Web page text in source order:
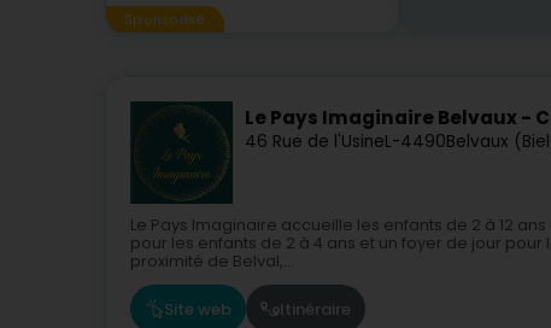
Sponsorisé
Le Pays Imaginaire Belvaux -
46 Rue de l'UsineL-4490Belvaux
Le Pays Imaginaire accueille les enfants de 2 à 12
pour les enfants de 2 à 4 ans et un foyer de jour pour
proximité de Belval,...
Site web Itinéraire